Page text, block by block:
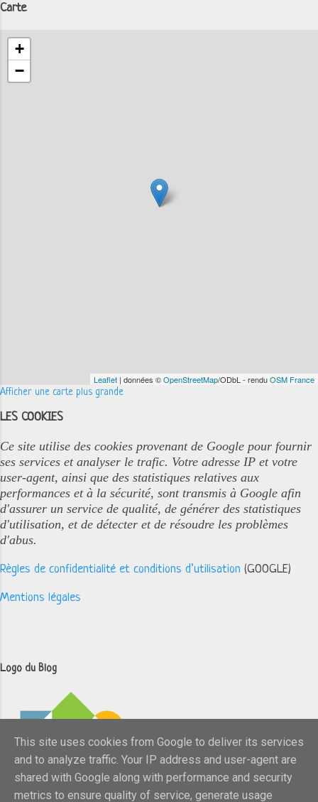
Carte
+
−
Leaflet | données ©OpenStreetMap/ODbL - renduOSM France
Afficher une carte plus grande
LES COOKIES
Ce site utilise des cookies provenant de Google pour fournir
ses services et analyser le trafic. Votre adresse IP et votre
user-agent, ainsi que des statistiques relatives aux
performances et à la sécurité, sont transmis à Google afin
d'assurer un service de qualité, de générer des statistiques
d'utilisation, et de détecter et de résoudre les problèmes
d'abus.
Règles de confidentialité et conditions d’utilisation (GOOGLE)
Mentions légales
Logo du Blog
This site uses cookies from Google to deliver its services
and to analyze traffic. Your IP address and user-agent are
shared with Google along with performance and security
metrics to ensure quality of service, generate usage